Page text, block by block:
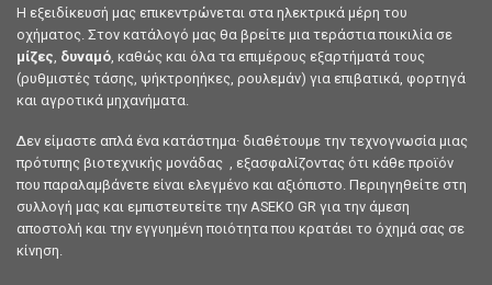
Η εξειδίκευσή μας επικεντρώνεται στα ηλεκτρικά μέρη του
οχήματος. Στον κατάλογό μας θα βρείτε μια τεράστια ποικιλία σε
μίζες, δυναμό, καθώς και όλα τα επιμέρους εξαρτήματά τους
(ρυθμιστές τάσης, ψήκτροηήκες, ρουλεμάν) για επιβατικά, φορτηγά
και αγροτικά μηχανήματα.
Δεν είμαστε απλά ένα κατάστημα· διαθέτουμε την τεχνογνωσία μιας
πρότυπης βιοτεχνικής μονάδας , εξασφαλίζοντας ότι κάθε προϊόν
που παραλαμβάνετε είναι ελεγμένο και αξιόπιστο. Περιηγηθείτε στη
συλλογή μας και εμπιστευτείτε την ASEKO GR για την άμεση
αποστολή και την εγγυημένη ποιότητα που κρατάει το όχημά σας σε
κίνηση.